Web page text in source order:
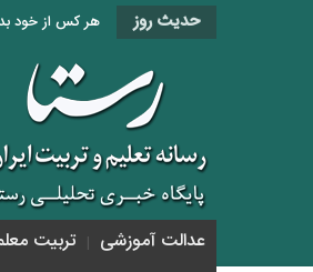
حدیث روز هر کس از خود بدگویی و انتقاد کند٬ خود را اصلاح کرده و هر
عدالت آموزشی تربیت